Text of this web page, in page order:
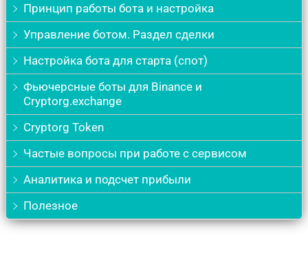
Принцип работы бота и настройка
Управление ботом. Раздел сделки
Настройка бота для старта (спот)
Фьючерсные боты для Binance и
Cryptorg.exchange
Cryptorg Token
Частые вопросы при работе с сервисом
Аналитика и подсчет прибыли
Полезное